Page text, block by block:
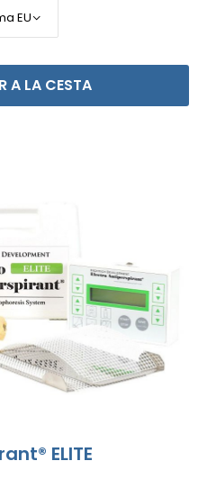
A LA CESTA
ELITE